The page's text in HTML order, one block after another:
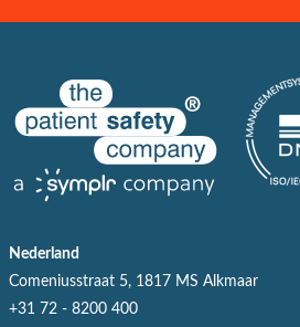
Nederland
Comeniusstraat 5, 1817 MS Alkmaar
+31 72 - 8200 400